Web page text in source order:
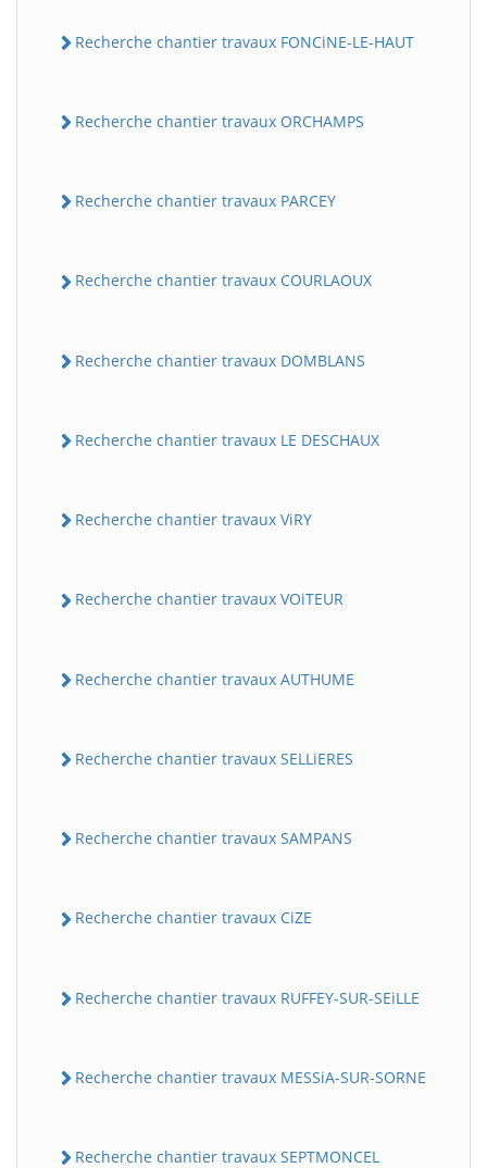
Recherche chantier travaux FONCiNE-LE-HAUT
Recherche chantier travaux ORCHAMPS
Recherche chantier travaux PARCEY
Recherche chantier travaux COURLAOUX
Recherche chantier travaux DOMBLANS
Recherche chantier travaux LE DESCHAUX
Recherche chantier travaux ViRY
Recherche chantier travaux VOiTEUR
Recherche chantier travaux AUTHUME
Recherche chantier travaux SELLiERES
Recherche chantier travaux SAMPANS
Recherche chantier travaux CiZE
Recherche chantier travaux RUFFEY-SUR-SEiLLE
Recherche chantier travaux MESSiA-SUR-SORNE
Recherche chantier travaux SEPTMONCEL